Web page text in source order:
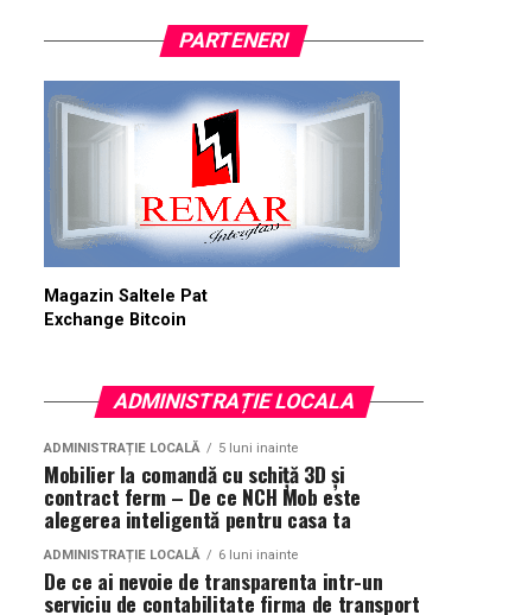
PARTENERI
Magazin Saltele Pat
Exchange Bitcoin
ADMINISTRAȚIE LOCALA
ADMINISTRAȚIE LOCALĂ 5 luni inainte
Mobilier la comandă cu schiță 3D și
contract ferm – De ce NCH Mob este
alegerea inteligentă pentru casa ta
ADMINISTRAȚIE LOCALĂ 6 luni inainte
De ce ai nevoie de transparenta intr-un
serviciu de contabilitate firma de transport